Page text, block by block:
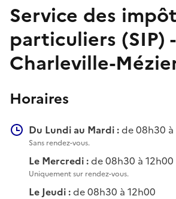
Service des
particuliers (SIP) -
Charleville-
Horaires
Du Lundi au Mardi :de 08h30 à
Sans rendez-vous.
Le Mercredi :de 08h30 à
Uniquement sur rendez-vous.
Le Jeudi :de 08h30 à 12h00